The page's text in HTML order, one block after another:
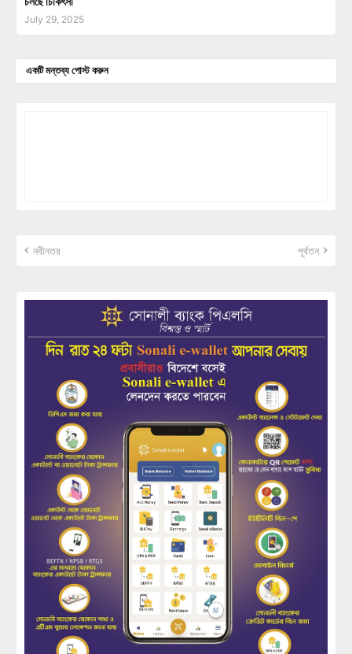
July 29, 2025
একটি মন্তব্য পোস্ট করুন
নবীনতর পূর্বতন